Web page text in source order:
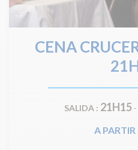
CENA
SALIDA : 21H15 -
A